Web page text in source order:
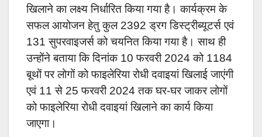
खिलाने का लक्ष्य निर्धारित किया गया है। कार्यक्रम के
सफल आयोजन हेतु कुल 2392 ड्रग डिस्ट्रीब्यूटर्स एवं
131 सुपरवाइजर्स को चयनित किया गया है। साथ ही
उन्होंने बताया कि दिनांक 10 फरवरी 2024 को 1184
बूथों पर लोगों को फाइलेरिया रोधी दवाइयां खिलाई जाएंगी
एवं 11 से 25 फरवरी 2024 तक घर-घर जाकर लोगों
को फाइलेरिया रोधी दवाइयां खिलाने का कार्य किया
जाएगा।